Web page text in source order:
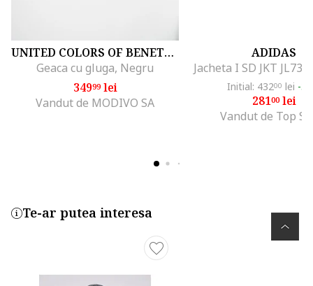
UNITED COLORS OF BENETTON
Geaca cu gluga, Negru
34999lei
Vandut de MODIVO SA
ADIDAS
Jacheta I SD JKT
Initial: 43200 lei -
28100lei
Vandut de Top
Te-ar putea interesa